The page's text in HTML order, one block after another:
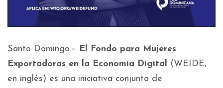
Santo Domingo.– El Fondo para Mujeres
Exportadoras en la Economía Digital (WEIDE,
en inglés) es una iniciativa conjunta de